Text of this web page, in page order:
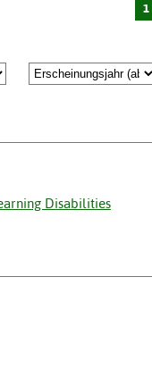
1
Disabilities